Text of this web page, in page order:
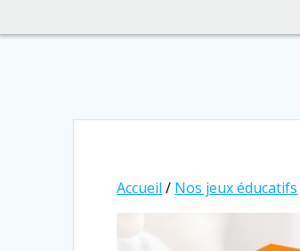
Accueil / Nos jeux éducatifs